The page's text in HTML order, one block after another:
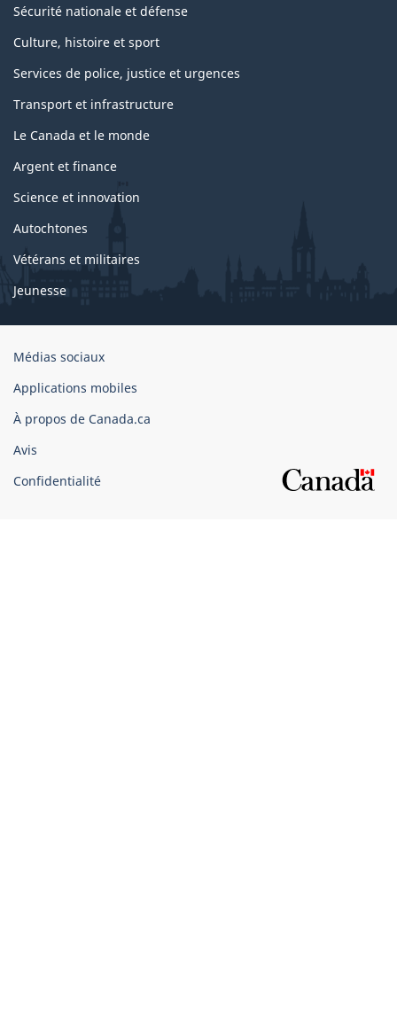
Sécurité nationale et défense
Culture, histoire et sport
Services de police, justice et urgences
Transport et infrastructure
Le Canada et le monde
Argent et finance
Science et innovation
Autochtones
Vétérans et militaires
Jeunesse
Organisation
gouvernement
du
Canada
Médias sociaux
Applications mobiles
À propos de Canada.ca
Avis
Confidentialité